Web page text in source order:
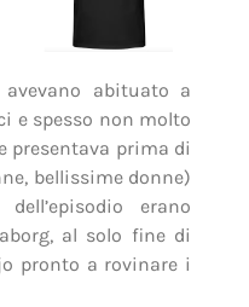
abituato a
e spesso non molto
presentava prima di
bellissime donne)
erano
al solo fine di
pronto a rovinare i